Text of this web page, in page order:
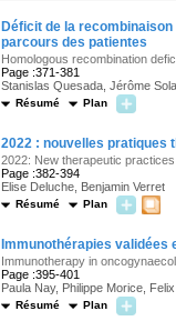
Déficit de la
parcours des patientes
Homologous recombination
Page :371-381
Stanislas Quesada, Jérôme
Résumé Plan
2022 : nouvelles pratiques
2022: New therapeutic
Page :382-394
Elise Deluche, Benjamin Verret
Résumé Plan
Immunothérapies validées
Immunotherapy in
Page :395-401
Paula Nay, Philippe Morice,
Résumé Plan